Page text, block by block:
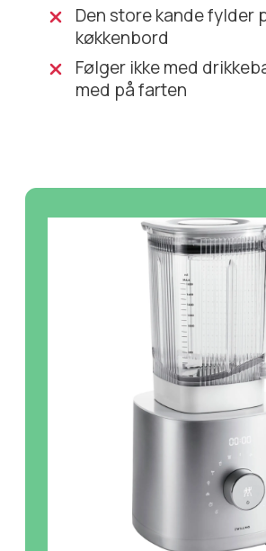
Den store kande fylder
køkkenbord
Følger ikke med
med på farten